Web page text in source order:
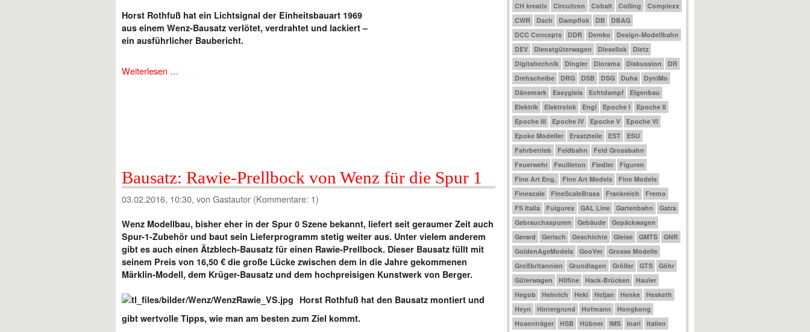
Horst Rothfuß hat ein Lichtsignal der Einheitsbauart 1969
aus einem Wenz-Bausatz verlötet, verdrahtet und lackiert –
ein ausführlicher Baubericht.
Weiterlesen …
Bausatz: Rawie-Prellbock von Wenz für die Spur 1
03.02.2016, 10:30, von Gastautor (Kommentare: 1)
Wenz Modellbau, bisher eher in der Spur 0 Szene bekannt, liefert seit geraumer Zeit auch
Spur-1-Zubehör und baut sein Lieferprogramm stetig weiter aus. Unter vielem anderem
gibt es auch einen Ätzblech-Bausatz für einen Rawie-Prellbock. Dieser Bausatz füllt mit
seinem Preis von 16,50 € die große Lücke zwischen dem in die Jahre gekommenen
Märklin-Modell, dem Krüger-Bausatz und dem hochpreisigen Kunstwerk von Berger.
Horst Rothfuß hat den Bausatz montiert und
gibt wertvolle Tipps, wie man am besten zum Ziel kommt.
CH kreativ
Circuitron Cobalt Colling
Complexx
CWR
Dach Dampflok DB
DBAG
DCC Concepts
DDR Demko
Design-Modellbahn
DEV
Dienstgüterwagen Diesellok
Dietz
Digitaltechnik
Dingler Diorama Diskussion
DR
Drehscheibe
DRG DSB DSG Duha
DyniMo
Dänemark
Easygleis Echtdampf
Eigenbau
Elektrik
Elektrolok Engl Epoche I
Epoche II
Epoche III
Epoche IV Epoche V
Epoche VI
Epoke Modeller
Ersatzteile EST
ESU
Fahrbetrieb
Feldbahn
Feld Grossbahn
Feuerwehr
Feuilleton Fiedler
Figuren
Fine Art Eng.
Fine Art Models
Fine Models
Finescale
FineScaleBrass Frankreich
Fremo
FS Italia
Fulgurex GAL Line Gartenbahn
Gatra
Gebrauchsspuren
Gebäude
Gepäckwagen
Gerard
Gerisch Geschichte Gleise GMTS
GNR
GoldenAgeModels
GooVer
Grosse Modelle
Großbritannien
Grundlagen Gröller GTS
Göhr
Güterwagen
H0fine Hack-Brücken
Hauler
Hegob
Heinrich Heki Heljan Henke
Hesketh
Heyn
Hintergrund Hofmann
Hongkong
Hosenträger
HSB Hübner IMS Inari
Italien